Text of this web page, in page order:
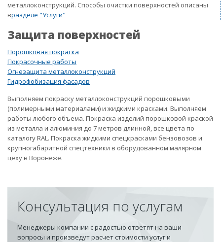
металлоконструкций. Способы очистки поверхностей описаны
вразделе "Услуги"
Защита поверхностей
Порошковая покраска
Покрасочные работы
Огнезащита металлоконструкций
Гидрофобизация фасадов
Выполняем покраску металлоконструкций порошковыми
(полимерными материалами) и жидкими красками. Выполняем
работы любого объема. Покраска изделий порошковой краской
из металла и алюминия до 7 метров длинной, все цвета по
каталогу RAL. Покраска жидкими спецкрасками бензовозов и
крупногабаритной спецтехники в оборудованном малярном
цеху в Воронеже.
Консультация по услугам
Менеджеры компании с радостью ответят на ваши
вопросы и произведут расчет стоимости услуг и